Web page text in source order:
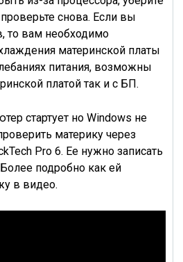
снова. Если вы
то вам необходимо
материнской платы
питания, возможны
платой так и с БП.
стартует но Windows не
материку через
Pro 6. Ее нужно записать
подробно как ей
в видео.